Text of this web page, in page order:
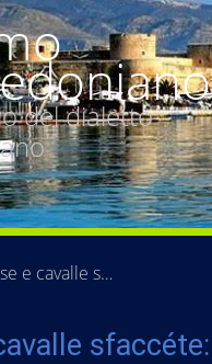
del dialetto
sfaccéte: spàrele ‘mbrònde appene néte
sfaccéte: